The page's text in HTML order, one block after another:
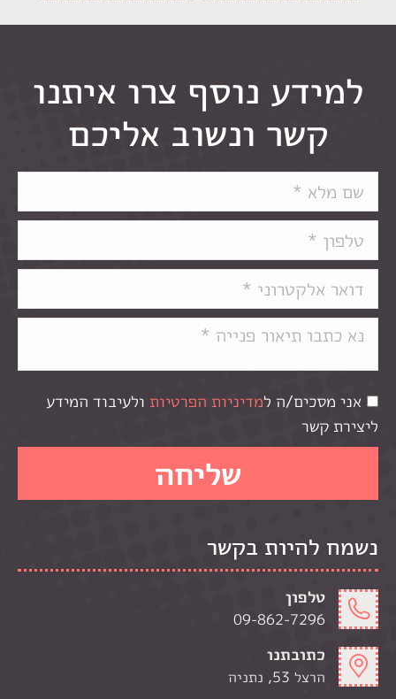
למידע נוסף צרו איתנו
קשר ונשוב אליכם
אני מסכים/ה למדיניות הפרטיות ולעיבוד המידע
ליצירת קשר
נשמח להיות בקשר
טלפון
09-862-7296
כתובתנו
הרצל 53, נתניה